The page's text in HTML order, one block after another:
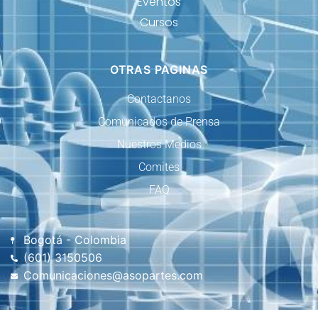
Cursos
OTRAS PAGINAS
Contactanos
Comunicados de Prensa
Nuestros Medios
Comites
FAQ
Bogotá - Colombia
(601) 3150506
Comunicaciones@asopartes.com